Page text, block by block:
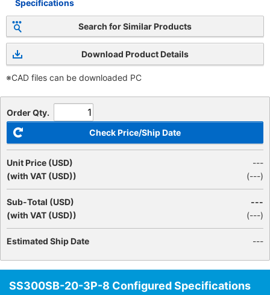
Specifications
Search for Similar Products
Download Product Details
※CAD files can be downloaded PC
Order Qty.
Check Price/Ship Date
Unit Price (USD)
(with VAT (USD))
---
(---)
Sub-Total (USD)
(with VAT (USD))
---
(---)
Estimated Ship Date ---
SS300SB-20-3P-8 Configured Specifications